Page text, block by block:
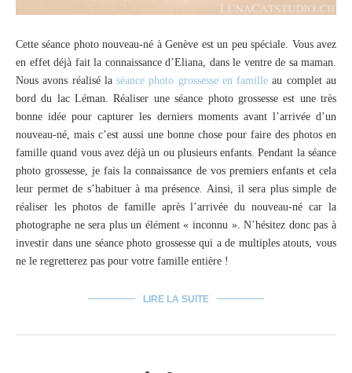
Cette séance photo nouveau-né à Genève est un peu spéciale. Vous avez
en effet déjà fait la connaissance d’Eliana, dans le ventre de sa maman.
Nous avons réalisé laséance photo grossesse en famille au complet au
bord du lac Léman. Réaliser une séance photo grossesse est une très
bonne idée pour capturer les derniers moments avant l’arrivée d’un
nouveau-né, mais c’est aussi une bonne chose pour faire des photos en
famille quand vous avez déjà un ou plusieurs enfants. Pendant la séance
photo grossesse, je fais la connaissance de vos premiers enfants et cela
leur permet de s’habituer à ma présence. Ainsi, il sera plus simple de
réaliser les photos de famille après l’arrivée du nouveau-né car la
photographe ne sera plus un élément « inconnu ». N’hésitez donc pas à
investir dans une séance photo grossesse qui a de multiples atouts, vous
ne le regretterez pas pour votre famille entière !
LIRE LA SUITE